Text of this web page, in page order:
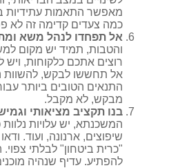
מאפשר התאמות עתידיות
כמה צעדים קדימה זה לא
אל תפחדו לנהל משא
והטבות, תמיד יש מקום
רוצים אתכם כלקוחות,
אל תחששו לבקש, להשוות
התנאים הטובים ביותר
מבקש, לא מקבל.
בנו תקציב מציאותי
המשכנתא, יש עלויות נלוות
שיפוצים, ארנונה, ועוד.
"כרית ביטחון" לבלתי צפוי.
להפתיע. עדיף שנהיה